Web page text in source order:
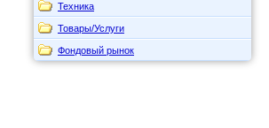
Техника
Товары/Услуги
Фондовый рынок